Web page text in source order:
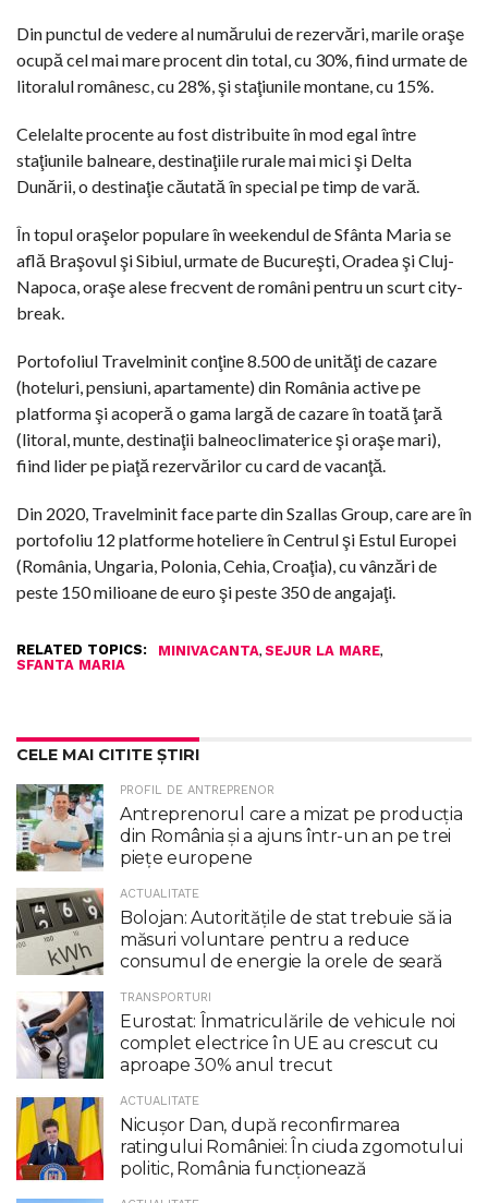
Din punctul de vedere al numărului de rezervări, marile oraşe
ocupă cel mai mare procent din total, cu 30%, fiind urmate de
litoralul românesc, cu 28%, şi staţiunile montane, cu 15%.
Celelalte procente au fost distribuite în mod egal între
staţiunile balneare, destinaţiile rurale mai mici şi Delta
Dunării, o destinaţie căutată în special pe timp de vară.
În topul oraşelor populare în weekendul de Sfânta Maria se
află Braşovul şi Sibiul, urmate de Bucureşti, Oradea şi Cluj-
Napoca, oraşe alese frecvent de români pentru un scurt city-
break.
Portofoliul Travelminit conţine 8.500 de unităţi de cazare
(hoteluri, pensiuni, apartamente) din România active pe
platforma şi acoperă o gama largă de cazare în toată ţară
(litoral, munte, destinaţii balneoclimaterice şi oraşe mari),
fiind lider pe piaţă rezervărilor cu card de vacanţă.
Din 2020, Travelminit face parte din Szallas Group, care are în
portofoliu 12 platforme hoteliere în Centrul şi Estul Europei
(România, Ungaria, Polonia, Cehia, Croaţia), cu vânzări de
peste 150 milioane de euro şi peste 350 de angajaţi.
RELATED TOPICS: MINIVACANTA, SEJUR LA MARE,
SFANTA MARIA
CELE MAI CITITE ȘTIRI
PROFIL DE ANTREPRENOR
Antreprenorul care a mizat pe producția
din România și a ajuns într-un an pe trei
piețe europene
ACTUALITATE
Bolojan: Autoritățile de stat trebuie să ia
măsuri voluntare pentru a reduce
consumul de energie la orele de seară
TRANSPORTURI
Eurostat: Înmatriculările de vehicule noi
complet electrice în UE au crescut cu
aproape 30% anul trecut
ACTUALITATE
Nicuşor Dan, după reconfirmarea
ratingului României: În ciuda zgomotului
politic, România funcţionează